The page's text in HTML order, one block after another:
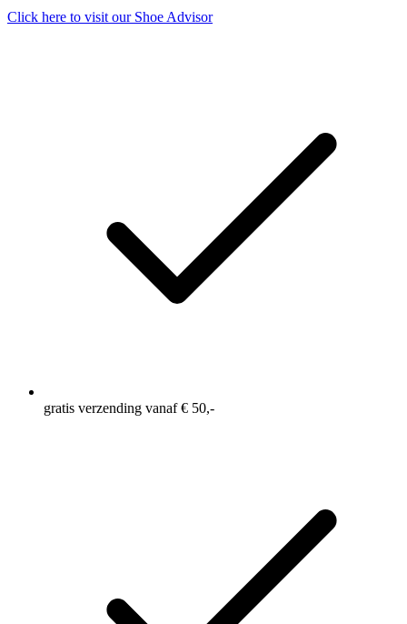
Click here to visit our Shoe Advisor
gratis verzending vanaf € 50,-